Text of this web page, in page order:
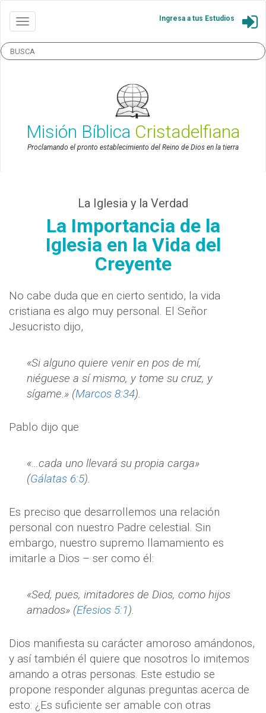
Ingresa a tus Estudios
Misión Bíblica Cristadelfiana
Proclamando el pronto establecimiento del Reino de Dios en la tierra
La Iglesia y la Verdad
La Importancia de la
Iglesia en la Vida del
Creyente
No cabe duda que en cierto sentido, la vida
cristiana es algo muy personal. El Señor
Jesucristo dijo,
«Si alguno quiere venir en pos de mí,
niéguese a sí mismo, y tome su cruz, y
sígame.» (Marcos 8:34).
Pablo dijo que
«…cada uno llevará su propia carga»
(Gálatas 6:5).
Es preciso que desarrollemos una relación
personal con nuestro Padre celestial. Sin
embargo, nuestro supremo llamamiento es
imitarle a Dios – ser como él:
«Sed, pues, imitadores de Dios, como hijos
amados» (Efesios 5:1).
Dios manifiesta su carácter amoroso amándonos,
y así también él quiere que nosotros lo imitemos
amando a otras personas. Este estudio se
propone responder algunas preguntas acerca de
esto: ¿Es suficiente ser amable con otras